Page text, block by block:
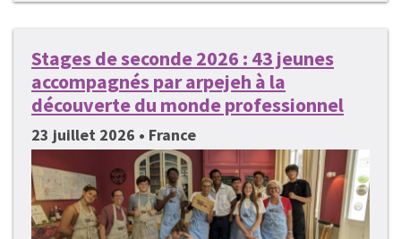
Stages de seconde 2026 : 43 jeunes
accompagnés par arpejeh à la
découverte du monde professionnel
23 juillet 2026 • France